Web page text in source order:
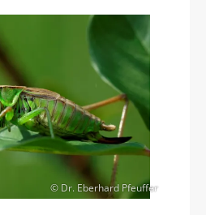
© Dr. Eberhard Pfeuffer